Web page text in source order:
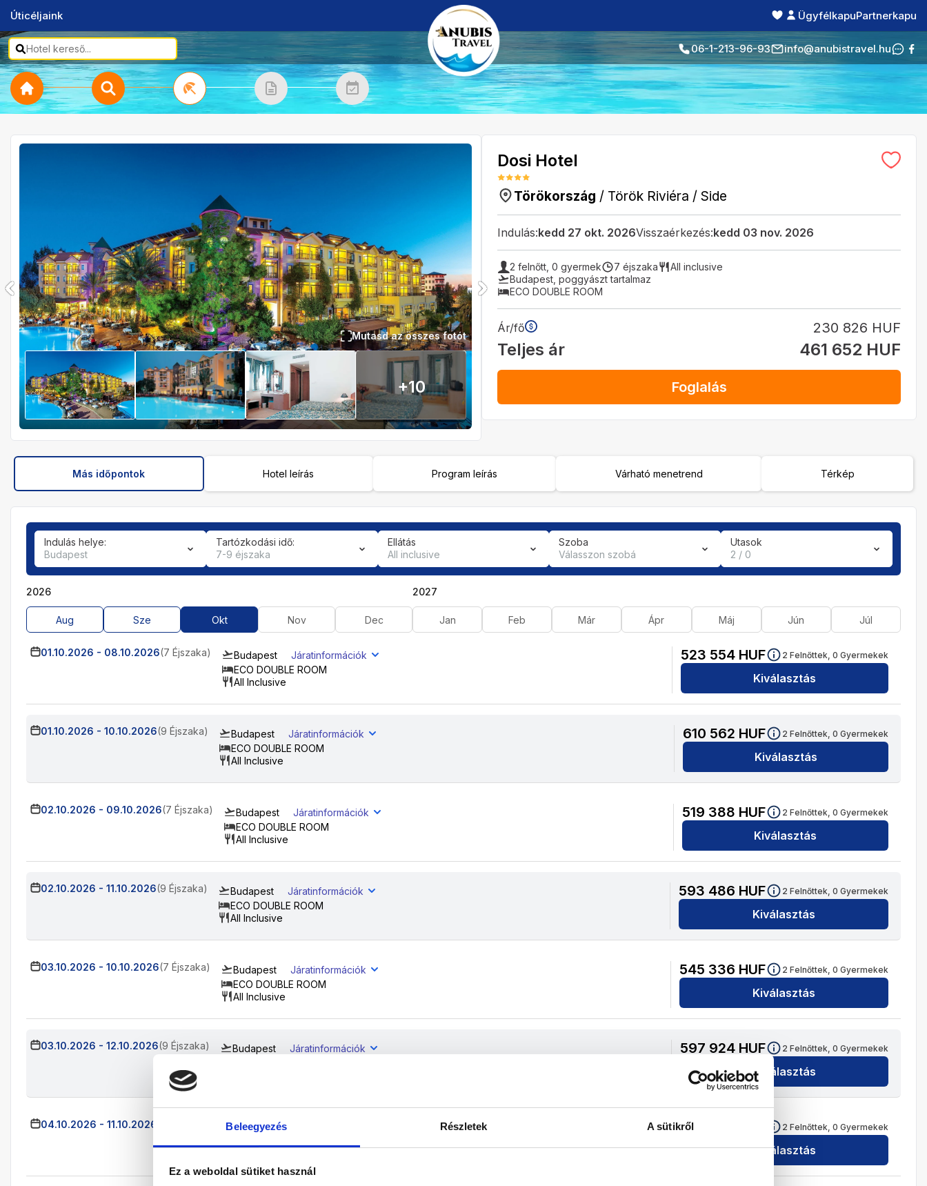
Beleegyezés Részletek A sütikről
Ez a weboldal sütiket használ
Úticéljaink ÜgyfélkapuPartnerkapu
06-1-213-96-93 info@anubistravel.hu
Mutasd az összes fotót
+10
Dosi Hotel
Törökország / Török Riviéra /Side
Indulás:kedd 27 okt. 2026Visszaérkezés:kedd 03 nov. 2026
2 felnőtt,0 gyermek 7 éjszaka
All inclusive
Budapest poggyászt tartalmaz
ECO DOUBLE ROOM
Ár/fő 230 826 HUF
Teljes ár 461 652 HUF
Foglalás
Más időpontok Hotel leírás Program leírás Várható menetrend Térkép
Indulás helye:
Budapest
Tartózkodási idő:
7-9 éjszaka
Ellátás
All inclusive
Szoba
Válasszon szobá
Utasok
2 / 0
2026
Aug Sze Okt Nov Dec
2027
Jan Feb Már Ápr Máj Jún Júl
01.10.2026 - 08.10.2026(7 Éjszaka) Budapest
Járatinformációk
ECO DOUBLE ROOM
All Inclusive
523 554 HUF 2 Felnőttek, 0 Gyermekek
Kiválasztás
01.10.2026 - 10.10.2026(9 Éjszaka) Budapest
Járatinformációk
ECO DOUBLE ROOM
All Inclusive
610 562 HUF 2 Felnőttek, 0 Gyermekek
Kiválasztás
02.10.2026 - 09.10.2026(7 Éjszaka) Budapest
Járatinformációk
ECO DOUBLE ROOM
All Inclusive
519 388 HUF 2 Felnőttek, 0 Gyermekek
Kiválasztás
02.10.2026 - 11.10.2026(9 Éjszaka) Budapest
Járatinformációk
ECO DOUBLE ROOM
All Inclusive
593 486 HUF 2 Felnőttek, 0 Gyermekek
Kiválasztás
03.10.2026 - 10.10.2026(7 Éjszaka) Budapest
Járatinformációk
ECO DOUBLE ROOM
All Inclusive
545 336 HUF 2 Felnőttek, 0 Gyermekek
Kiválasztás
03.10.2026 - 12.10.2026(9 Éjszaka) Budapest
Járatinformációk
597 924 HUF 2 Felnőttek, 0 Gyermekek
Kiválasztás
04.10.2026 - 11.10.2026 Budapest 528 262 2 Felnőttek, 0 Gyermekek
Kiválasztás